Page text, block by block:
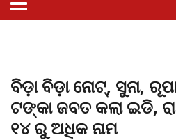
ବିଡ଼ା ବିଡ଼ା ନୋଟ୍, ସୁନା,
ଟଙ୍କା ଜବତ କଲା ଇଡି,
୧୪ ରୁ ଅଧିକ ନାମ